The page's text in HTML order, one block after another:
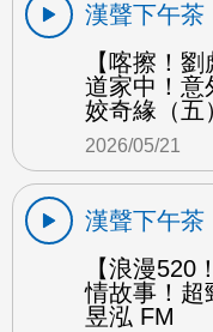
漢聲下午茶
【喀擦！
道家中！意
姣奇緣（五
2026/05/21
漢聲下午茶
【浪漫520
情故事！超
昱泓 FM